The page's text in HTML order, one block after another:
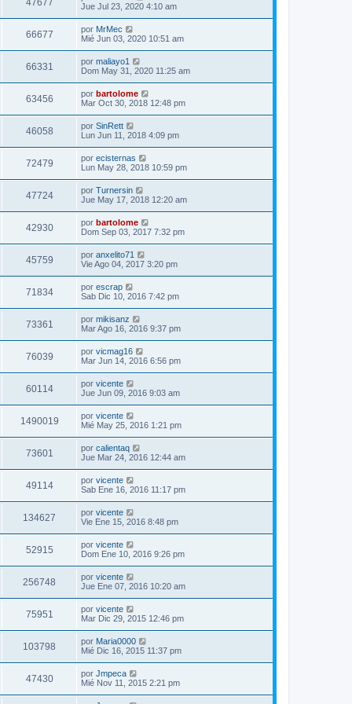
Jue Jul 23, 2020 4:10 am
66677 por MrMec
Mié Jun 03, 2020 10:51 am
66331 por maliayo1
Dom May 31, 2020 11:25 am
63456 por bartolome
Mar Oct 30, 2018 12:48 pm
46058 por SinRett
Lun Jun 11, 2018 4:09 pm
72479 por ecisternas
Lun May 28, 2018 10:59 pm
47724 por Turnersin
Jue May 17, 2018 12:20 am
42930 por bartolome
Dom Sep 03, 2017 7:32 pm
45759 por anxelito71
Vie Ago 04, 2017 3:20 pm
71834 por escrap
Sab Dic 10, 2016 7:42 pm
73361 por mikisanz
Mar Ago 16, 2016 9:37 pm
76039 por vicmag16
Mar Jun 14, 2016 6:56 pm
60114 por vicente
Jue Jun 09, 2016 9:03 am
1490019 por vicente
Mié May 25, 2016 1:21 pm
73601 por calientaq
Jue Mar 24, 2016 12:44 am
49114 por vicente
Sab Ene 16, 2016 11:17 pm
134627 por vicente
Vie Ene 15, 2016 8:48 pm
52915 por vicente
Dom Ene 10, 2016 9:26 pm
256748 por vicente
Jue Ene 07, 2016 10:20 am
75951 por vicente
Mar Dic 29, 2015 12:46 pm
103798 por Maria0000
Mié Dic 16, 2015 11:37 pm
47430 por Jmpeca
Mié Nov 11, 2015 2:21 pm